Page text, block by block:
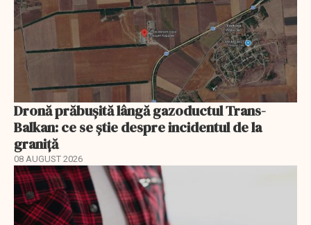
Dronă prăbușită lângă gazoductul Trans-
Balkan: ce se știe despre incidentul de la
graniță
08 AUGUST 2026